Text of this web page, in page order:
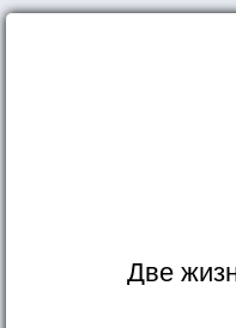
Две